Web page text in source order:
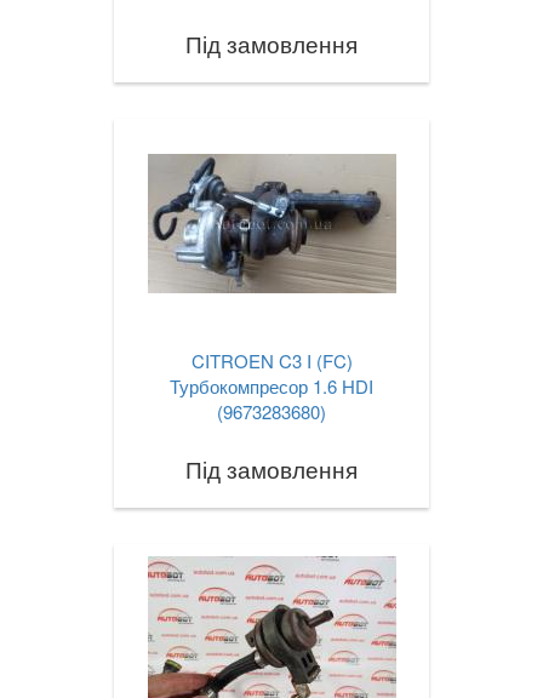
Під замовлення
CITROEN C3 I (FC)
Турбокомпресор 1.6 HDI
(9673283680)
Під замовлення